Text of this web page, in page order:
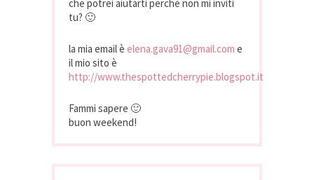
che potrei aiutarti perchè non mi inviti
tu? 🙂
la mia email è elena.gava91@gmail.com e
il mio sito è
http://www.thespottedcherrypie.blogspot.it
Fammi sapere 🙂
buon weekend!